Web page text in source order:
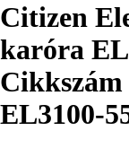
Citizen
karóra
Cikkszám
EL3100-